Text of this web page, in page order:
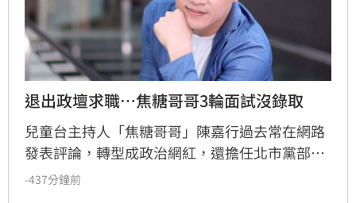
退出政壇求職…焦糖哥哥3輪面試沒錄取
兒童台主持人「焦糖哥哥」陳嘉行過去常在網路
發表評論，轉型成政治網紅，還擔任北市黨部執
行長，並於今天5月卸下政治職務。他今（5）日
-437分鐘前